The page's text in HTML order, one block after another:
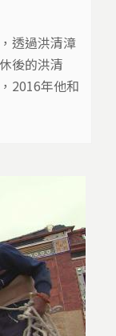
透過洪清漳
後的洪清
2016年他和
便早已觀
到，許多